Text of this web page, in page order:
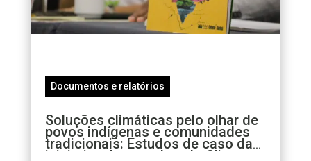
Documentos e relatórios
Soluções climáticas pelo olhar de
povos indígenas e comunidades
tradicionais: Estudos de caso da
iniciativa Juventude pelo Clima